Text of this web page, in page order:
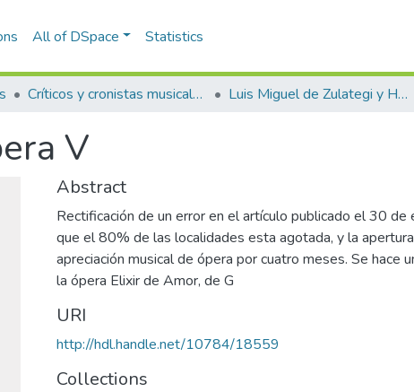
All of DSpace Statistics
Críticos y cronistas musicales Luis Miguel de Zulategi y Huarte
V
Abstract
Rectificación de un error en el artículo publicado el 30 de
que el 80% de las localidades esta agotada, y la
apreciación musical de ópera por cuatro meses. Se hace
la ópera Elixir de Amor, de G
URI
http://hdl.handle.net/10784/18559
Collections